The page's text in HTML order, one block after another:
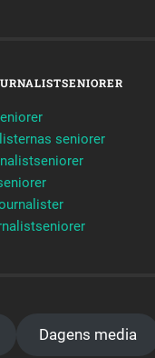
seniorer
Dagens media